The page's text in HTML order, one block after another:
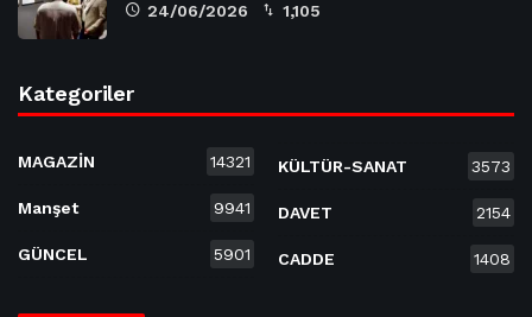
24/06/2026 1,105
Kategoriler
MAGAZİN 14321
Manşet 9941
GÜNCEL 5901
KÜLTÜR-SANAT 3573
DAVET 2154
CADDE 1408